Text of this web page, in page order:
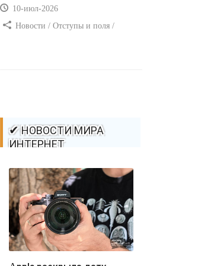
10-июл-2026
Новости / Отступы и поля /
✔ НОВОСТИ МИРА
ИНТЕРНЕТ